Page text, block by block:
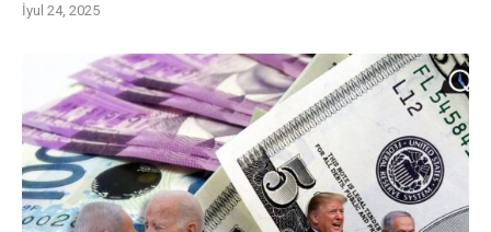
İyul 24, 2025